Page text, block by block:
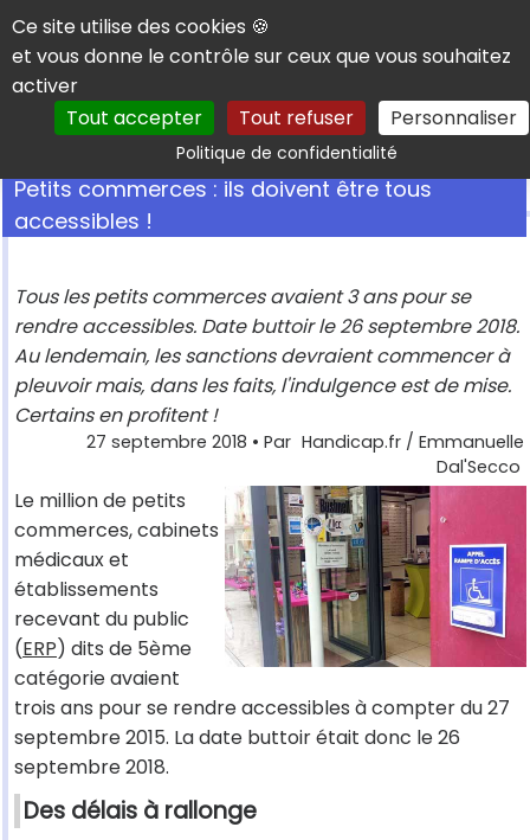
Panneau de gestion des cookies
Ce site utilise des cookies 🍪
et vous donne le contrôle sur ceux que vous souhaitez
activer
Tout accepter
Tout refuser Personnaliser
Politique de confidentialitéRechercher
Petits commerces : ils doivent être tous
accessibles !
Tous les petits commerces avaient 3 ans pour se
rendre accessibles. Date buttoir le 26 septembre 2018.
Au lendemain, les sanctions devraient commencer à
pleuvoir mais, dans les faits, l'indulgence est de mise.
Certains en profitent !
27 septembre 2018 • Par Handicap.fr / Emmanuelle
Dal'Secco
Le million de petits
commerces, cabinets
médicaux et
établissements
recevant du public
(ERP) dits de 5ème
catégorie avaient
trois ans pour se rendre accessibles à compter du 27
septembre 2015. La date buttoir était donc le 26
septembre 2018.
Des délais à rallonge